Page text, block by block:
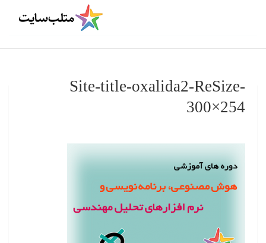
Site-title-oxalida2-ReSize-
300×254